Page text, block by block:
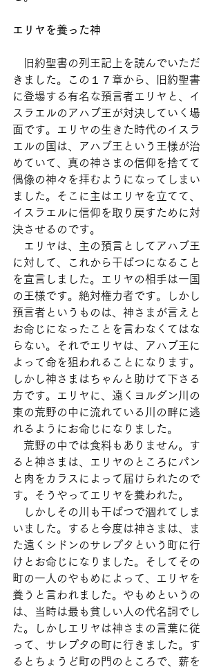
エリヤを養った神
旧約聖書の列王記上を読んでいただ
きました。この１７章から、旧約聖書
に登場する有名な預言者エリヤと、イ
スラエルのアハブ王が対決していく場
面です。エリヤの生きた時代のイスラ
エルの国は、アハブ王という王様が治
めていて、真の神さまの信仰を捨てて
偶像の神々を拝むようになってしまい
ました。そこに主はエリヤを立てて、
イスラエルに信仰を取り戻すために対
決させるのです。
エリヤは、主の預言としてアハブ王
に対して、これから干ばつになること
を宣言しました。エリヤの相手は一国
の王様です。絶対権力者です。しかし
預言者というものは、神さまが言えと
お命じになったことを言わなくてはな
らない。それでエリヤは、アハブ王に
よって命を狙われることになります。
しかし神さまはちゃんと助けて下さる
方です。エリヤに、遠くヨルダン川の
東の荒野の中に流れている川の畔に逃
れるようにお命じになりました。
荒野の中では食料もありません。す
ると神さまは、エリヤのところにパン
と肉をカラスによって届けられたので
す。そうやってエリヤを養われた。
しかしその川も干ばつで涸れてしま
いました。すると今度は神さまは、ま
た遠くシドンのサレプタという町に行
けとお命じになりました。そしてその
町の一人のやもめによって、エリヤを
養うと言われました。やもめというの
は、当時は最も貧しい人の代名詞でし
た。しかしエリヤは神さまの言葉に従
って、サレプタの町に行きました。す
るとちょうど町の門のところで、薪を